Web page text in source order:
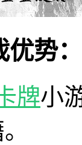
势：
牌小